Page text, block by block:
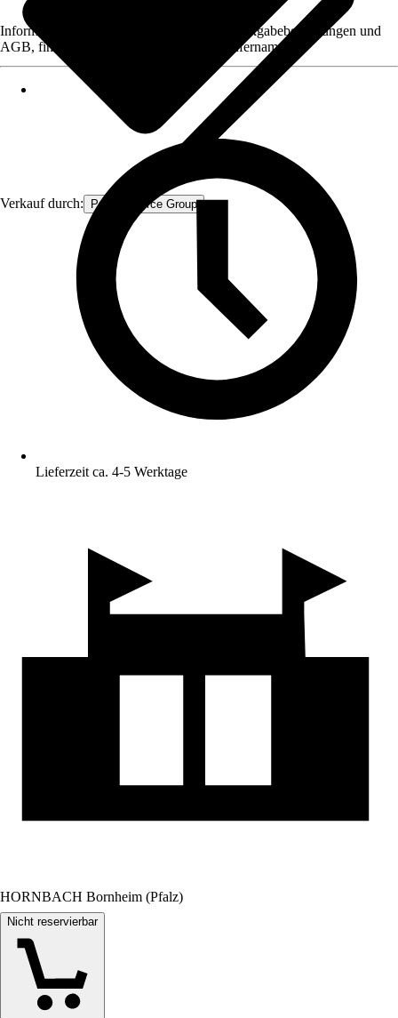
Verkauf durch: Procommerce Group
Informationen des Verkäufers, wie z. B. Rückgabebedingungen und
AGB, finden Sie bei Klick auf den Verkäufernamen.
Lieferzeit ca. 4-5 Werktage
HORNBACH Bornheim (Pfalz)
Nicht reservierbar